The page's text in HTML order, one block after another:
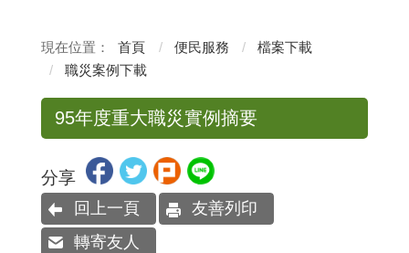
首頁 便民服務
檔案下載
職災案例下載
95年度重大職災實例摘要
分享
回上一頁
友善列印
轉寄友人